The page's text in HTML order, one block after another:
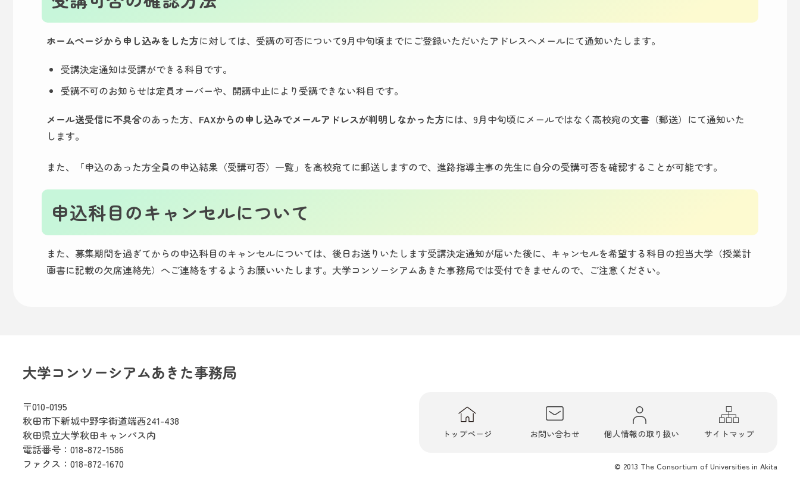
ホームページから申し込みをした方に対しては、受講の可否について9月中旬頃までにご登録いただいたアドレスへメールにて通知いたします。
受講決定通知は受講ができる科目です。
受講不可のお知らせは定員オーバーや、開講中止により受講できない科目です。
メール送受信に不具合のあった方、 FAXからの申し込みでメールアドレスが判明しなかった方には、9月中旬頃にメールではなく高校宛の文書（郵送）にて通知いた
します。
また、「申込のあった方全員の申込結果（受講可否）一覧」を高校宛てに郵送しますので、進路指導主事の先生に自分の受講可否を確認することが可能です。
申込科目のキャンセルについて
また、募集期間を過ぎてからの申込科目のキャンセルについては、後日お送りいたします受講決定通知が届いた後に、キャンセルを希望する科目の担当大学（授業計
画書に記載の欠席連絡先）へご連絡をするようお願いいたします。大学コンソーシアムあきた事務局では受付できませんので、ご注意ください。
大学コンソーシアムあきた事務局
〒010-0195
秋田市下新城中野字街道端西241-438
秋田県立大学秋田キャンパス内
電話番号： 018-872-1586
ファクス：018-872-1670
トップページ お問い合わせ 個人情報の取り扱い サイトマップ
© 2013 The Consortium of Universities in Akita